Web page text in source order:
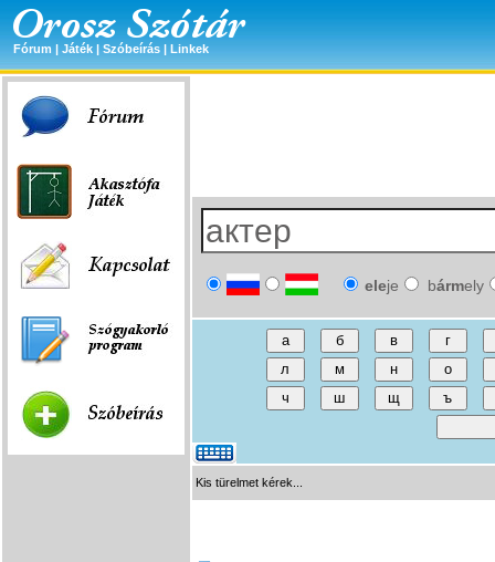
Fórum | Játék | Szóbeírás | Linkek
eleje bármely
Kis türelmet kérek...